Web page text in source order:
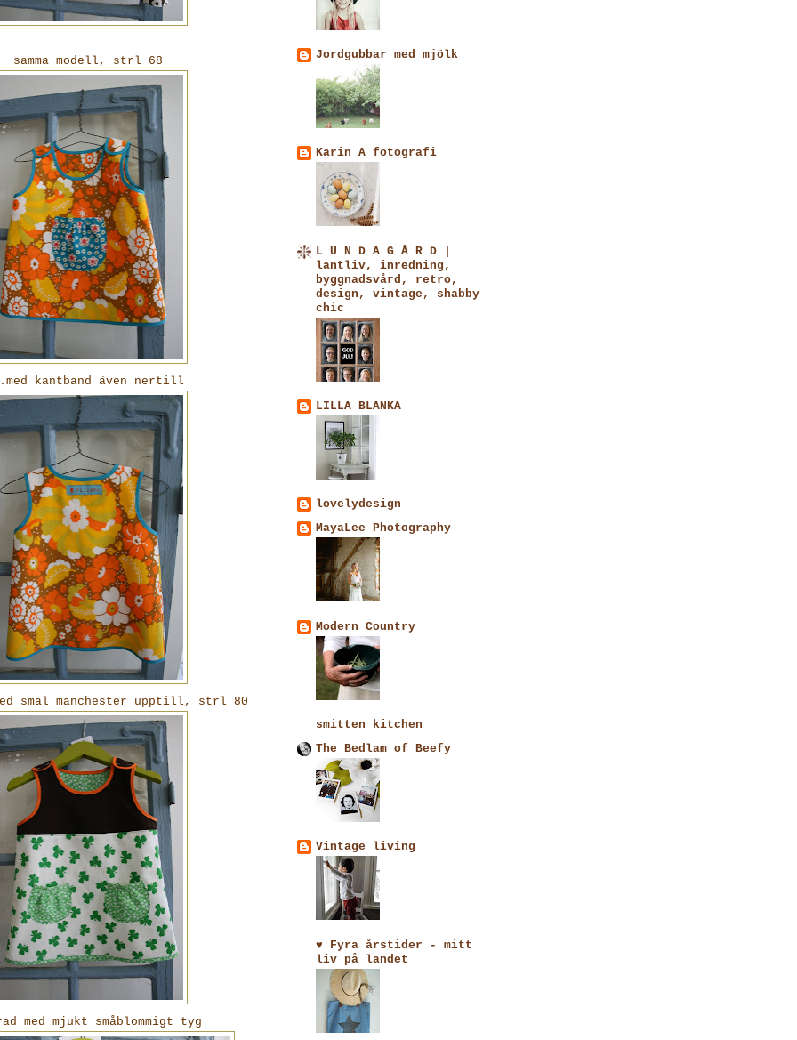
samma modell, strl 68
kantband även nertill
smal manchester upptill, strl 80
med mjukt småblommigt tyg
Jordgubbar med mjölk
Karin A fotografi
L U N D A G Å R D |
lantliv, inredning,
byggnadsvård, retro,
design, vintage, shabby
chic
LILLA BLANKA
lovelydesign
MayaLee Photography
Modern Country
smitten kitchen
The Bedlam of Beefy
Vintage living
♥ Fyra årstider - mitt
liv på landet